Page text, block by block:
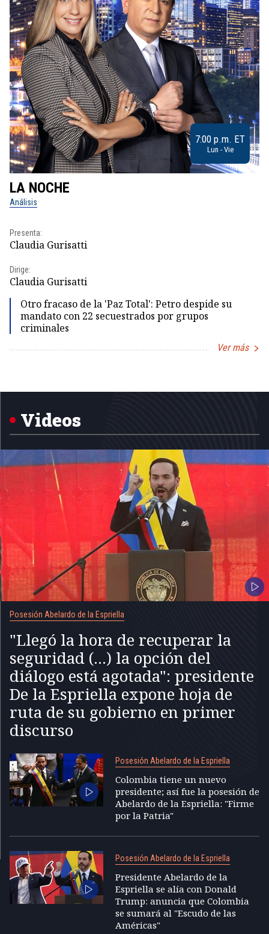
7:00 p.m. ET
Lun - Vie
LA NOCHE
Análisis
Presenta:
Claudia Gurisatti
Dirige:
Claudia Gurisatti
Otro fracaso de la 'Paz Total': Petro despide su
mandato con 22 secuestrados por grupos
criminales
Ver más
5
Videos
Posesión Abelardo de la Espriella
"Llegó la hora de recuperar la
seguridad (...) la opción del
diálogo está agotada": presidente
De la Espriella expone hoja de
ruta de su gobierno en primer
discurso
Posesión Abelardo de la Espriella
Colombia tiene un nuevo
presidente; así fue la posesión de
Abelardo de la Espriella: "Firme
por la Patria"
Posesión Abelardo de la Espriella
Presidente Abelardo de la
Espriella se alía con Donald
Trump: anuncia que Colombia
se sumará al "Escudo de las
Américas"